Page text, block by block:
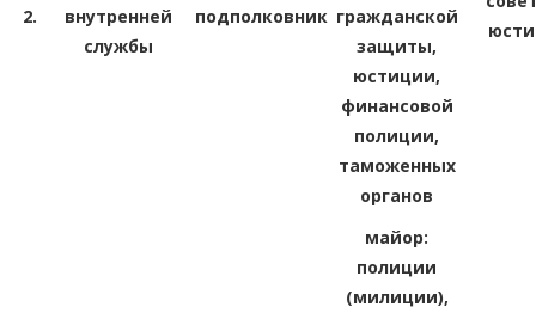
2.
внутренней
службы
подполковник гражданской
защиты,
юстиции,
финансовой
полиции,
таможенных
органов
майор:
полиции
(милиции),